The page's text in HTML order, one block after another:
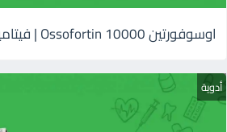
اوسوفورتين 10000 Ossofortin | فيتامين د أقراص
أدوية